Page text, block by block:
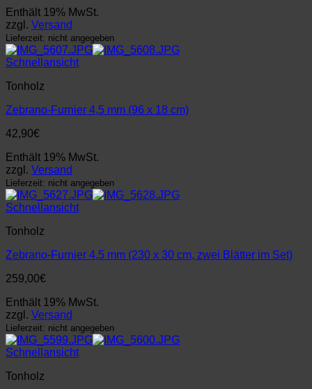
Enthält 19% MwSt.
zzgl. Versand
Lieferzeit: nicht angegeben
Schnellansicht
Tonholz
Zebrano-Furnier 4,5 mm (96 x 18 cm)
42,90€
Enthält 19% MwSt.
zzgl. Versand
Lieferzeit: nicht angegeben
Schnellansicht
Tonholz
Zebrano-Furnier 4,5 mm (230 x 30 cm, zwei Blätter im Set)
259,00€
Enthält 19% MwSt.
zzgl. Versand
Lieferzeit: nicht angegeben
Schnellansicht
Tonholz